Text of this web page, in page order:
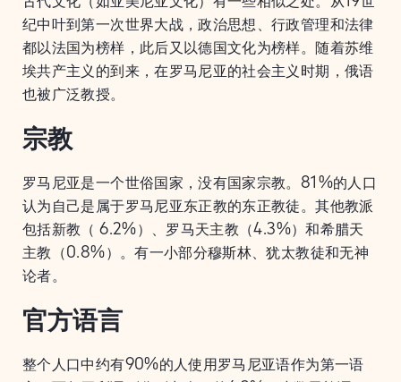
纪中叶到第一次世界大战，政治思想、行政管理和法律
都以法国为榜样，此后又以德国文化为榜样。随着苏维
埃共产主义的到来，在罗马尼亚的社会主义时期，俄语
也被广泛教授。
宗教
罗马尼亚是一个世俗国家，没有国家宗教。81%的人口
认为自己是属于罗马尼亚东正教的东正教徒。其他教派
包括新教（ 6.2%）、罗马天主教（4.3%）和希腊天
主教（0.8%）。有一小部分穆斯林、犹太教徒和无神
论者。
官方语言
整个人口中约有90%的人使用罗马尼亚语作为第一语